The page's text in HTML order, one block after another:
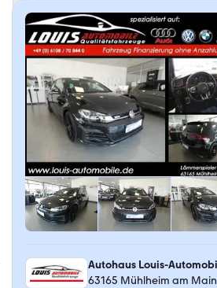
63165 Mühlheim am Main